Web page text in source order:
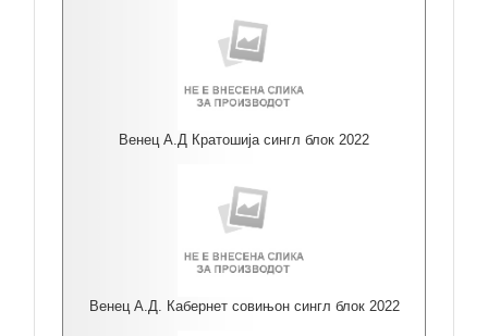
Венец А.Д Кратошија сингл блок 2022
Венец А.Д. Кабернет совињон сингл блок 2022